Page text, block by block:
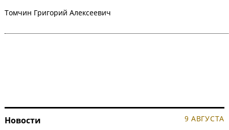
Томчин Григорий Алексеевич
Новости 9 АВГУСТА